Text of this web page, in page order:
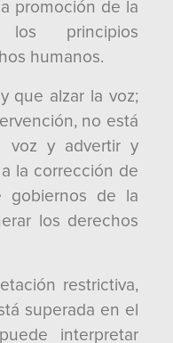
promoción de la
principios
humanos.
que alzar la voz;
no está
voz y advertir y
la corrección de
gobiernos de la
los derechos
restrictiva,
superada en el
interpretar